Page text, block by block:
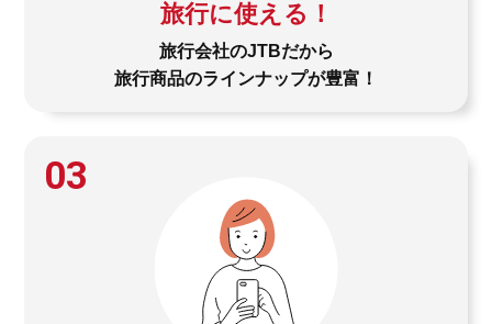
旅行に使える！
旅行会社のJTBだから
旅行商品のラインナップが豊富！
03